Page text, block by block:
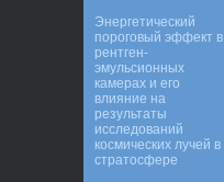
Энергетический
пороговый эффект в
рентген-
эмульсионных
камерах и его
влияние на
результаты
исследований
космических лучей в
стратосфере